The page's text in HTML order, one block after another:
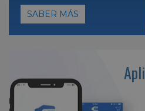
SABER MÁS